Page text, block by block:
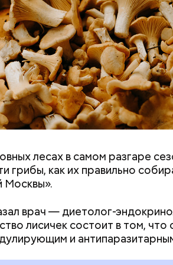
лесах в самом разгаре
грибы, как их правильно
Москвы».
врач — диетолог-
лисичек состоит в том,
и
жизни молнии (маленькой и
могут жить и до нескольких
в целом перенес ровно. Мы
Что нас возьмет, самых крепких
и Нагасаки. С подобным сами
Как поменять батареи дома и
не получить штраф